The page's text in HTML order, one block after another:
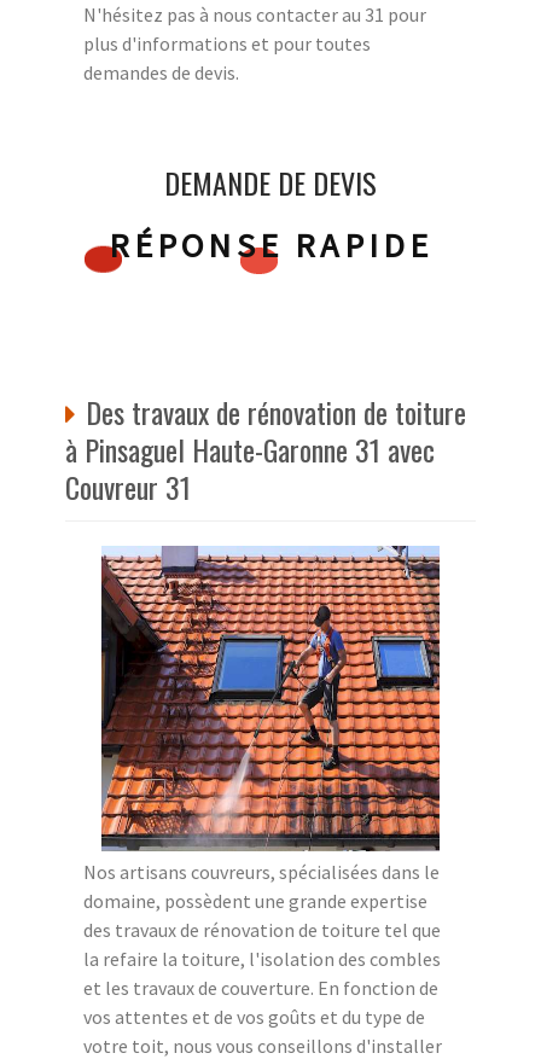
N'hésitez pas à nous contacter au 31 pour
plus d'informations et pour toutes
demandes de devis.
DEMANDE DE DEVIS
RÉPONSE RAPIDE
Des travaux de rénovation de toiture
à Pinsaguel Haute-Garonne 31 avec
Couvreur 31
Nos artisans couvreurs, spécialisées dans le
domaine, possèdent une grande expertise
des travaux de rénovation de toiture tel que
la refaire la toiture, l'isolation des combles
et les travaux de couverture. En fonction de
vos attentes et de vos goûts et du type de
votre toit, nous vous conseillons d'installer